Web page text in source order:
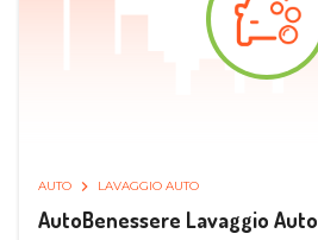
AUTO LAVAGGIO AUTO
AutoBenessere Lavaggio Auto